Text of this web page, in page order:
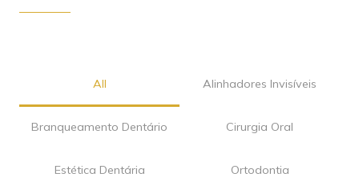
All Alinhadores Invisíveis
Branqueamento Dentário Cirurgia Oral
Estética Dentária Ortodontia